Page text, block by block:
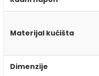
Materijal kućišta
Dimenzije